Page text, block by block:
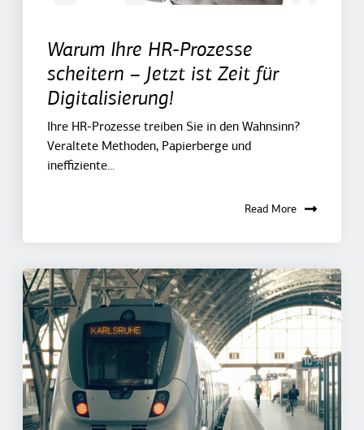
Warum Ihre HR-Prozesse
scheitern – Jetzt ist Zeit für
Digitalisierung!
Ihre HR-Prozesse treiben Sie in den Wahnsinn?
Veraltete Methoden, Papierberge und
ineffiziente...
Read More